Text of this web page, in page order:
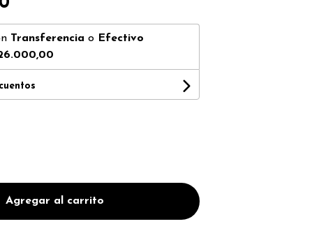
Transferencia o Efectivo
Agregar al carrito